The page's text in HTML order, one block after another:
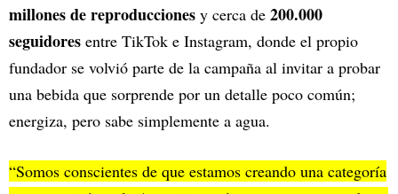
millones de reproducciones y cerca de 200.000
seguidores entre TikTok e Instagram, donde el propio
fundador se volvió parte de la campaña al invitar a probar
una bebida que sorprende por un detalle poco común;
energiza, pero sabe simplemente a agua.
“Somos conscientes de que estamos creando una categoría